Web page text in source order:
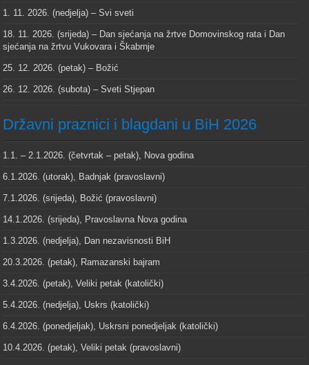
1. 11. 2026. (nedjelja) – Svi sveti
18. 11. 2026. (srijeda) – Dan sjećanja na žrtve Domovinskog rata i Dan
sjećanja na žrtvu Vukovara i Škabrnje
25. 12. 2026. (petak) – Božić
26. 12. 2026. (subota) – Sveti Stjepan
Državni praznici i blagdani u BiH 2026
1.1. – 2.1.2026. (četvrtak – petak), Nova godina
6.1.2026. (utorak), Badnjak (pravoslavni)
7.1.2026. (srijeda), Božić (pravoslavni)
14.1.2026. (srijeda), Pravoslavna Nova godina
1.3.2026. (nedjelja), Dan nezavisnosti BiH
20.3.2026. (petak), Ramazanski bajram
3.4.2026. (petak), Veliki petak (katolički)
5.4.2026. (nedjelja), Uskrs (katolički)
6.4.2026. (ponedjeljak), Uskrsni ponedjeljak (katolički)
10.4.2026. (petak), Veliki petak (pravoslavni)